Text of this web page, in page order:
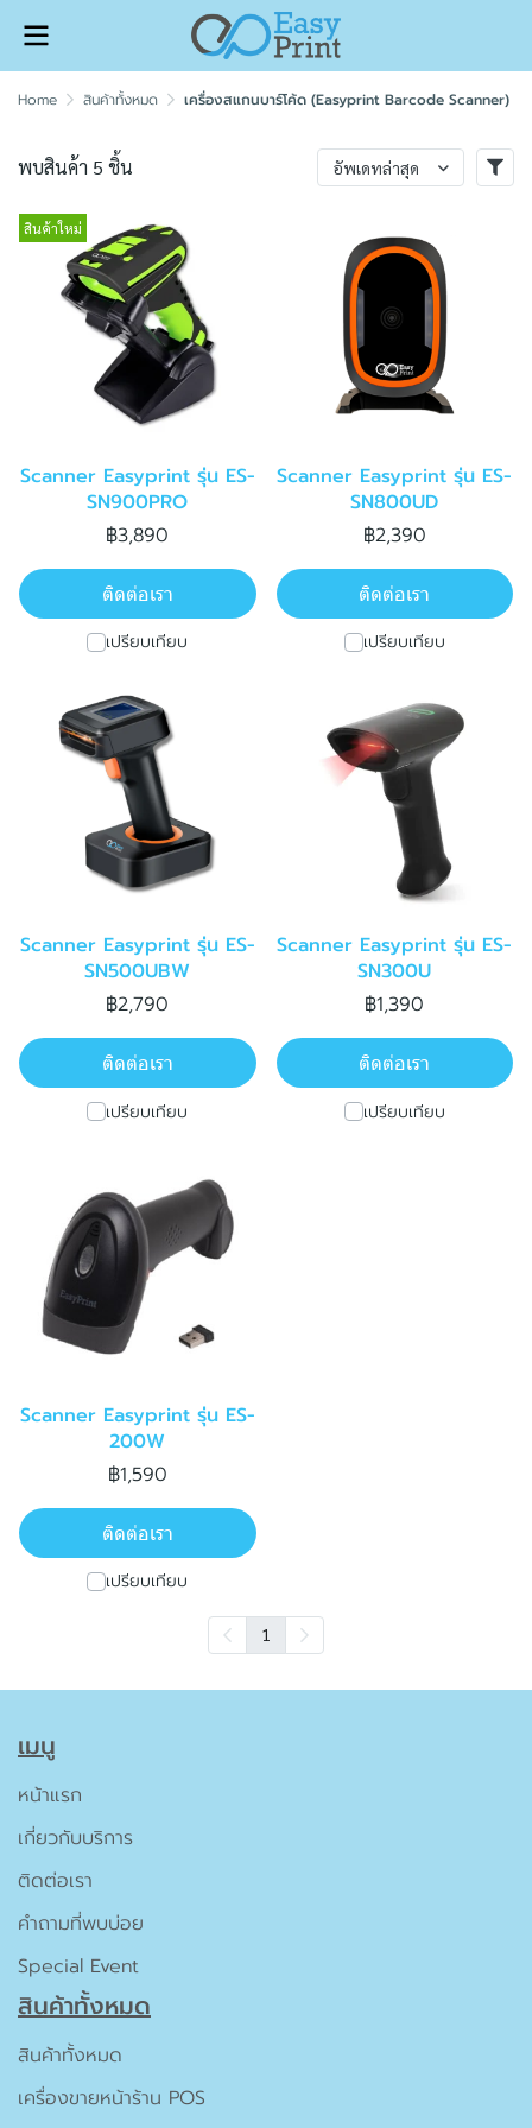
Home สินค้าทั้งหมด เครื่องสแกนบาร์โค้ด (Easyprint Barcode Scanner)
พบสินค้า 5 ชิ้น อัพเดทล่าสุด
สินค้าใหม่
Scanner Easyprint รุ่น ES-
SN900PRO
฿3,890
ติดต่อเรา
เปรียบเทียบ
Scanner Easyprint รุ่น ES-
SN800UD
฿2,390
ติดต่อเรา
เปรียบเทียบ
Scanner Easyprint รุ่น ES-
SN500UBW
฿2,790
ติดต่อเรา
เปรียบเทียบ
Scanner Easyprint รุ่น ES-
SN300U
฿1,390
ติดต่อเรา
เปรียบเทียบ
Scanner Easyprint รุ่น ES-
200W
฿1,590
ติดต่อเรา
เปรียบเทียบ
1
เมนู
หน้าแรก
เกี่ยวกับบริการ
ติดต่อเรา
คำถามที่พบบ่อย
Special Event
สินค้าทั้งหมด
สินค้าทั้งหมด
เครื่องขายหน้าร้าน POS